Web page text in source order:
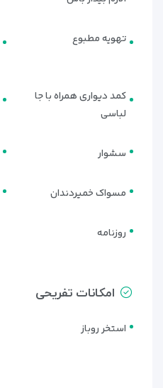
تهویه مطبوع
کمد دیواری همراه با جا
لباسی
سشوار
مسواک خمیردندان
روزنامه
امکانات تفریحی
استخر روباز